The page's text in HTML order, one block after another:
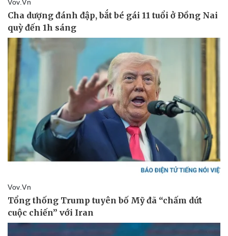
Thể thao
Bóng đá
eSports
Ô tô - Xe máy
Ô tô
Xe máy
Tư vấn